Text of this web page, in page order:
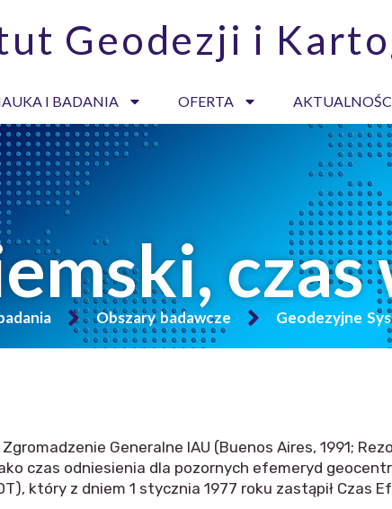
Geodezji i
I BADANIA OFERTA
Obszary badawcze Geodezyjne
Generalne IAU (Buenos Aires, 1991;
czas odniesienia dla pozornych efemeryd
który z dniem 1 stycznia 1977 roku zastąpił Czas